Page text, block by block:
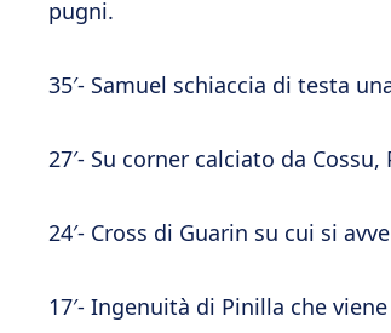
pugni.
35′- Samuel schiaccia di testa
27′- Su corner calciato da
24′- Cross di Guarin su cui si
17′- Ingenuità di Pinilla che